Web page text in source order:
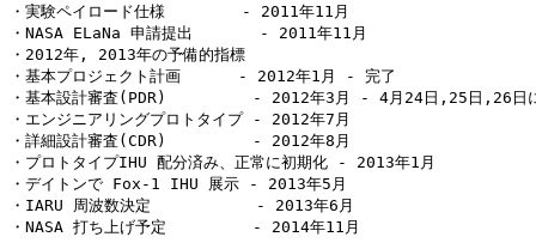
・実験ペイロード仕様        - 2011年11月
・NASA ELaNa 申請提出       - 2011年11月
・2012年, 2013年の予備的指標
・基本プロジェクト計画      - 2012年1月 - 完了
・基本設計審査(PDR)         - 2012年3月 - 4月24日,25日,26日
・エンジニアリングプロトタイプ - 2012年7月
・詳細設計審査(CDR)         - 2012年8月
・プロトタイプIHU 配分済み、正常に初期化 - 2013年1月
・デイトンで Fox-1 IHU 展示 - 2013年5月
・IARU 周波数決定           - 2013年6月
・NASA 打ち上げ予定         - 2014年11月